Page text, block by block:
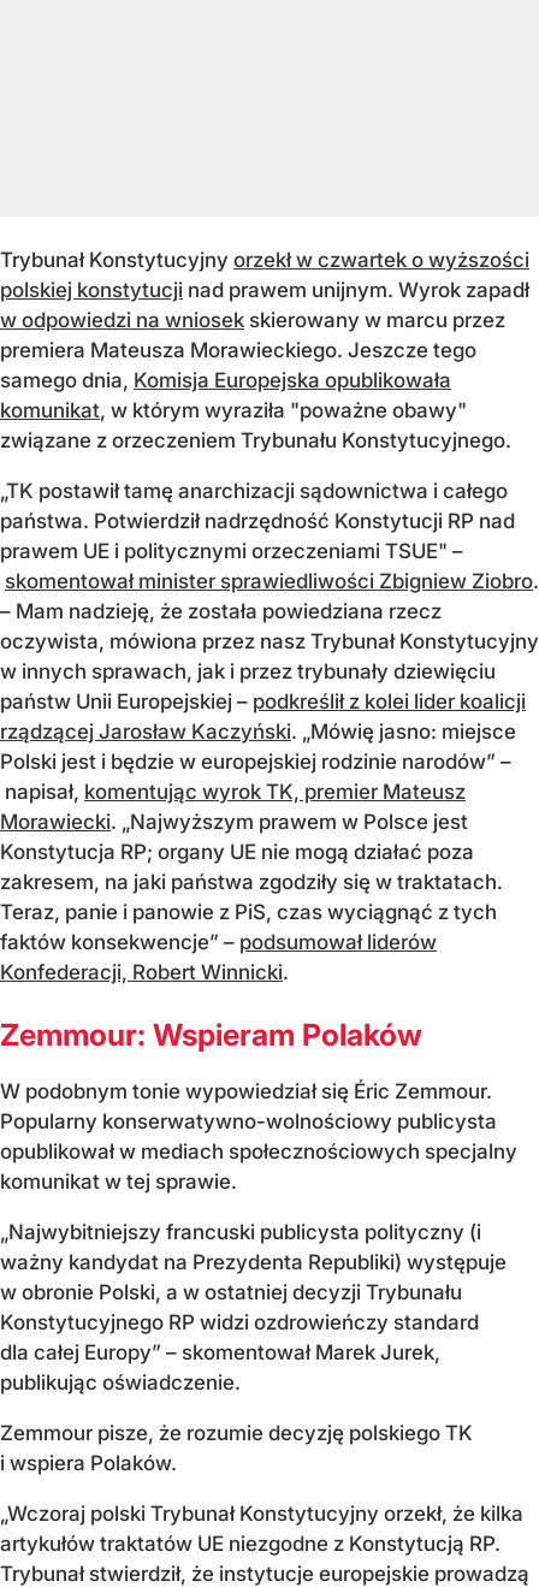
Trybunał Konstytucyjny orzekł w czwartek o wyższości
polskiej konstytucji nad prawem unijnym. Wyrok zapadł
w odpowiedzi na wniosek skierowany w marcu przez
premiera Mateusza Morawieckiego. Jeszcze tego
samego dnia, Komisja Europejska opublikowała
komunikat, w którym wyraziła "poważne obawy"
związane z orzeczeniem Trybunału Konstytucyjnego.
„TK postawił tamę anarchizacji sądownictwa i całego
państwa. Potwierdził nadrzędność Konstytucji RP nad
prawem UE i politycznymi orzeczeniami TSUE" –
skomentował minister sprawiedliwości Zbigniew Ziobro.
– Mam nadzieję, że została powiedziana rzecz
oczywista, mówiona przez nasz Trybunał Konstytucyjny
w innych sprawach, jak i przez trybunały dziewięciu
państw Unii Europejskiej – podkreślił z kolei lider koalicji
rządzącej Jarosław Kaczyński. „Mówię jasno: miejsce
Polski jest i będzie w europejskiej rodzinie narodów” –
napisał, komentując wyrok TK, premier Mateusz
Morawiecki. „Najwyższym prawem w Polsce jest
Konstytucja RP; organy UE nie mogą działać poza
zakresem, na jaki państwa zgodziły się w traktatach.
Teraz, panie i panowie z PiS, czas wyciągnąć z tych
faktów konsekwencje” – podsumował liderów
Konfederacji, Robert Winnicki.
Zemmour: Wspieram Polaków
W podobnym tonie wypowiedział się Éric Zemmour.
Popularny konserwatywno-wolnościowy publicysta
opublikował w mediach społecznościowych specjalny
komunikat w tej sprawie.
„Najwybitniejszy francuski publicysta polityczny (i
ważny kandydat na Prezydenta Republiki) występuje
w obronie Polski, a w ostatniej decyzji Trybunału
Konstytucyjnego RP widzi ozdrowieńczy standard
dla całej Europy” – skomentował Marek Jurek,
publikując oświadczenie.
Zemmour pisze, że rozumie decyzję polskiego TK
i wspiera Polaków.
„Wczoraj polski Trybunał Konstytucyjny orzekł, że kilka
artykułów traktatów UE niezgodne z Konstytucją RP.
Trybunał stwierdził, że instytucje europejskie prowadzą